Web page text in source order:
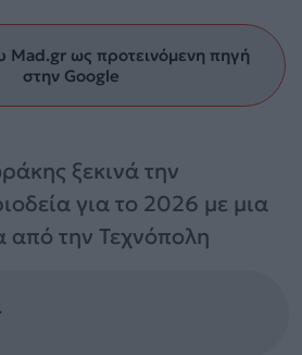
Mad.gr ως προτεινόμενη πηγή
στην Google
ξεκινά την
για το 2026 με μια
από την Τεχνόπολη